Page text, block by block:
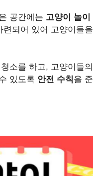
공간에는 고양이 놀이
련되어 있어 고양이들을
소를 하고, 고양이들의
있도록 안전 수칙을 준